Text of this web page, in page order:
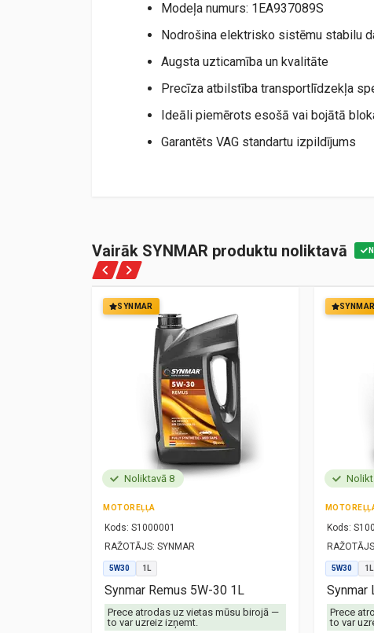
Modeļa numurs: 1EA937089S
Nodrošina elektrisko sistēmu stabilu
Augsta uzticamība un kvalitāte
Precīza atbilstība transportlīdzekļa
Ideāli piemērots esošā vai bojātā
Garantēts VAG standartu izpildījums
Vairāk SYNMAR produktu noliktavā
SYNMAR
Noliktavā 8
MOTOREĻĻA
Kods: S1000001
RAŽOTĀJS: SYNMAR
5W30 1L
Synmar Remus 5W-30 1L
Prece atrodas uz vietas mūsu birojā —
to var uzreiz izņemt.
SYNMAR
Kods:
5W30 1L
Synmar
Prece
to var